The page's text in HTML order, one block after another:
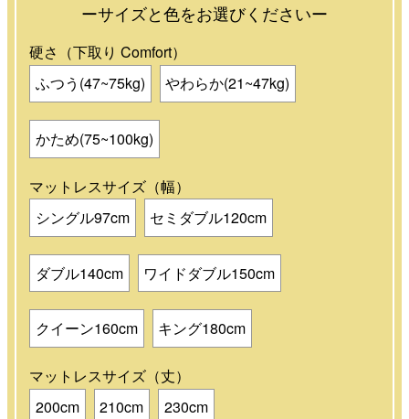
ーサイズと色をお選びくださいー
硬さ（下取り Comfort）
ふつう(47~75kg)
やわらか(21~47kg)
かため(75~100kg)
マットレスサイズ（幅）
シングル97cm
セミダブル120cm
ダブル140cm ワイドダブル150cm
クイーン160cm キング180cm
マットレスサイズ（丈）
200cm
210cm 230cm